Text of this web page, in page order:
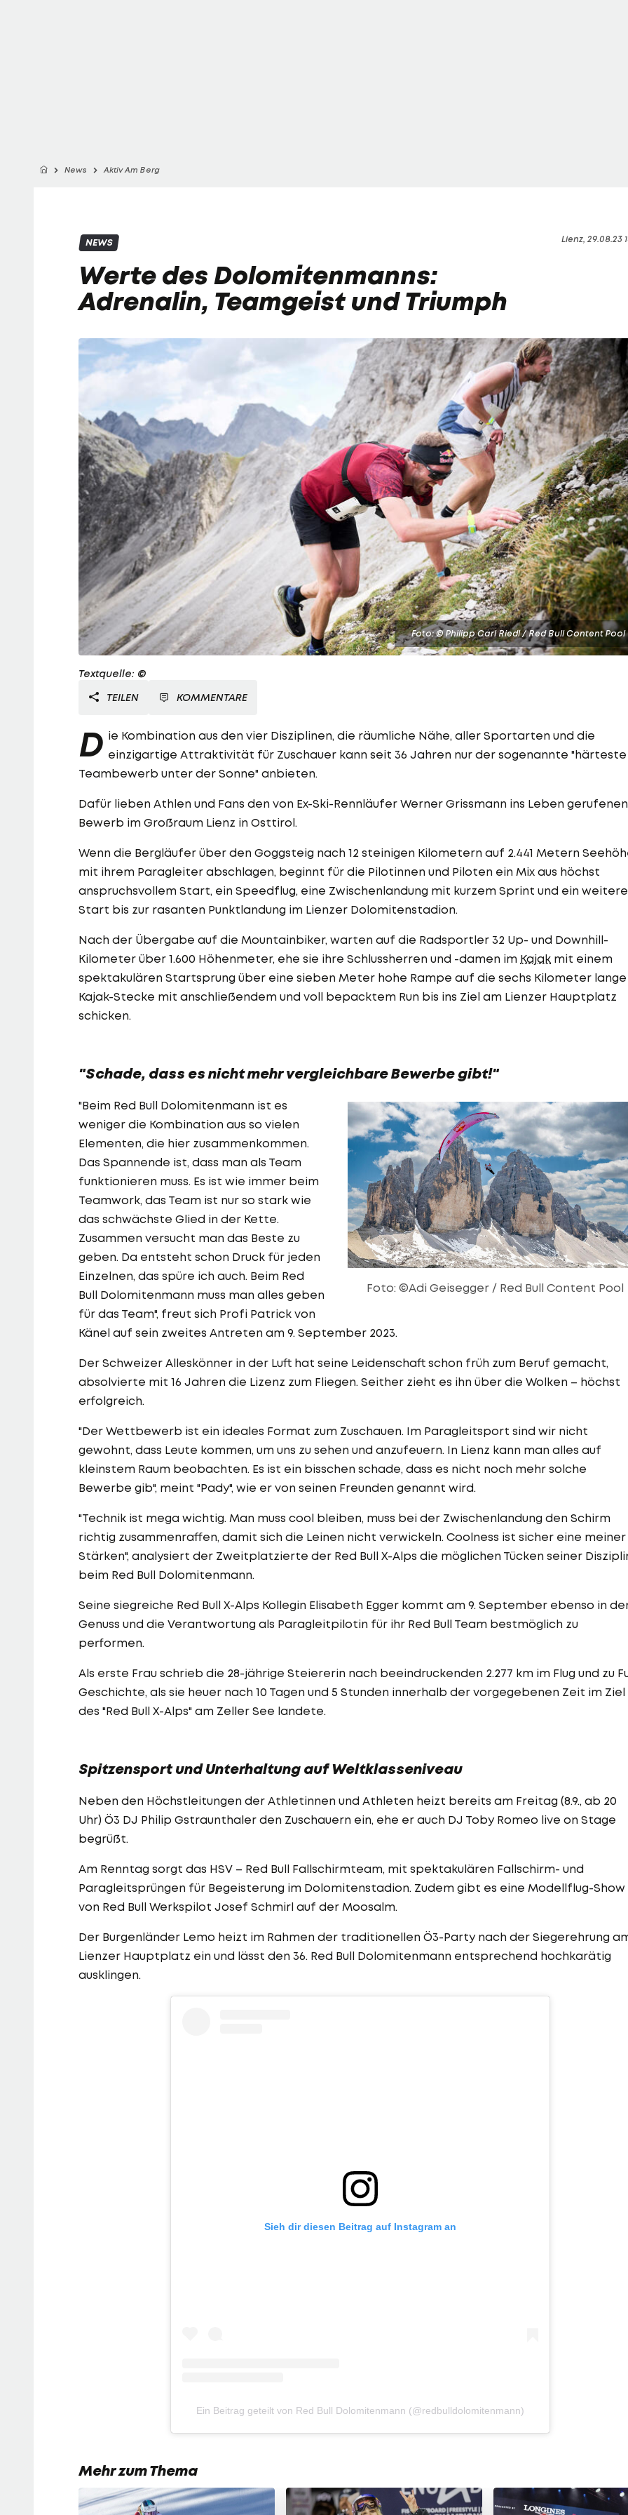
News Aktiv Am Berg
Lienz, 29.08.23
NEWS
Werte des Dolomitenmanns:
Adrenalin, Teamgeist und Triumph
Foto: © Philipp Carl Riedl / Red Bull Content Pool
Textquelle: ©
TEILEN
KOMMENTARE
D ie Kombination aus den vier Disziplinen, die räumliche Nähe, aller Sportarten und die
einzigartige Attraktivität für Zuschauer kann seit 36 Jahren nur der sogenannte "härteste
Teambewerb unter der Sonne" anbieten.
Dafür lieben Athlen und Fans den von Ex-Ski-Rennläufer Werner Grissmann ins Leben gerufenen
Bewerb im Großraum Lienz in Osttirol.
Wenn die Bergläufer über den Goggsteig nach 12 steinigen Kilometern auf 2.441 Metern
mit ihrem Paragleiter abschlagen, beginnt für die Pilotinnen und Piloten ein Mix aus höchst
anspruchsvollem Start, ein Speedflug, eine Zwischenlandung mit kurzem Sprint und ein
Start bis zur rasanten Punktlandung im Lienzer Dolomitenstadion.
Nach der Übergabe auf die Mountainbiker, warten auf die Radsportler 32 Up- und Downhill-
Kilometer über 1.600 Höhenmeter, ehe sie ihre Schlussherren und -damen im Kajak mit einem
spektakulären Startsprung über eine sieben Meter hohe Rampe auf die sechs Kilometer lange
Kajak-Stecke mit anschließendem und voll bepacktem Run bis ins Ziel am Lienzer Hauptplatz
schicken.
"Schade, dass es nicht mehr vergleichbare Bewerbe gibt!"
Foto: ©Adi Geisegger / Red Bull Content Pool
"Beim Red Bull Dolomitenmann ist es
weniger die Kombination aus so vielen
Elementen, die hier zusammenkommen.
Das Spannende ist, dass man als Team
funktionieren muss. Es ist wie immer beim
Teamwork, das Team ist nur so stark wie
das schwächste Glied in der Kette.
Zusammen versucht man das Beste zu
geben. Da entsteht schon Druck für jeden
Einzelnen, das spüre ich auch. Beim Red
Bull Dolomitenmann muss man alles geben
für das Team", freut sich Profi Patrick von
Känel auf sein zweites Antreten am 9. September 2023.
Der Schweizer Alleskönner in der Luft hat seine Leidenschaft schon früh zum Beruf gemacht,
absolvierte mit 16 Jahren die Lizenz zum Fliegen. Seither zieht es ihn über die Wolken – höchst
erfolgreich.
"Der Wettbewerb ist ein ideales Format zum Zuschauen. Im Paragleitsport sind wir nicht
gewohnt, dass Leute kommen, um uns zu sehen und anzufeuern. In Lienz kann man alles auf
kleinstem Raum beobachten. Es ist ein bisschen schade, dass es nicht noch mehr solche
Bewerbe gib", meint "Pady", wie er von seinen Freunden genannt wird.
"Technik ist mega wichtig. Man muss cool bleiben, muss bei der Zwischenlandung den Schirm
richtig zusammenraffen, damit sich die Leinen nicht verwickeln. Coolness ist sicher eine meiner
Stärken", analysiert der Zweitplatzierte der Red Bull X-Alps die möglichen Tücken seiner
beim Red Bull Dolomitenmann.
Seine siegreiche Red Bull X-Alps Kollegin Elisabeth Egger kommt am 9. September ebenso in
Genuss und die Verantwortung als Paragleitpilotin für ihr Red Bull Team bestmöglich zu
performen.
Als erste Frau schrieb die 28-jährige Steiererin nach beeindruckenden 2.277 km im Flug und zu
Geschichte, als sie heuer nach 10 Tagen und 5 Stunden innerhalb der vorgegebenen Zeit im Ziel
des "Red Bull X-Alps" am Zeller See landete.
Spitzensport und Unterhaltung auf Weltklasseniveau
Neben den Höchstleitungen der Athletinnen und Athleten heizt bereits am Freitag (8.9., ab 20
Uhr) Ö3 DJ Philip Gstraunthaler den Zuschauern ein, ehe er auch DJ Toby Romeo live on Stage
begrüßt.
Am Renntag sorgt das HSV – Red Bull Fallschirmteam, mit spektakulären Fallschirm- und
Paragleitsprüngen für Begeisterung im Dolomitenstadion. Zudem gibt es eine Modellflug-Show
von Red Bull Werkspilot Josef Schmirl auf der Moosalm.
Der Burgenländer Lemo heizt im Rahmen der traditionellen Ö3-Party nach der Siegerehrung
Lienzer Hauptplatz ein und lässt den 36. Red Bull Dolomitenmann entsprechend hochkarätig
ausklingen.
Sieh dir diesen Beitrag auf Instagram an
Ein Beitrag geteilt von Red Bull Dolomitenmann (@redbulldolomitenmann)
Mehr zum Thema